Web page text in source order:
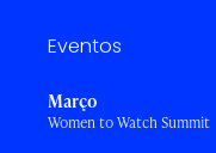
Eventos
Março
Women to Watch Summit